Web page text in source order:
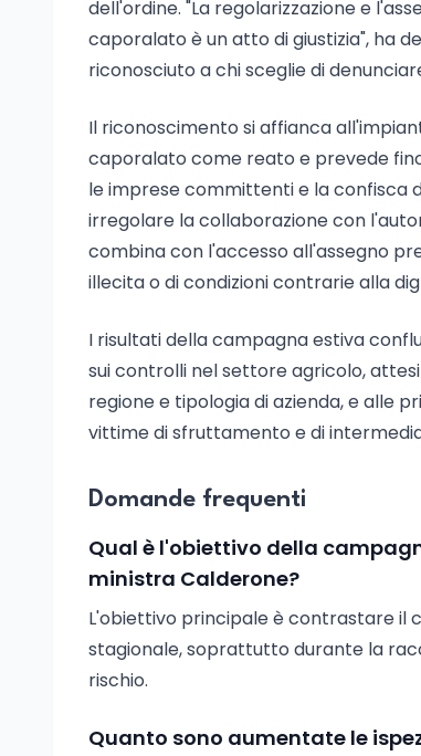
dell'ordine. "La regolarizzazione e
caporalato è un atto di giustizia", ha
riconosciuto a chi sceglie di
Il riconoscimento si affianca
caporalato come reato e prevede
le imprese committenti e la confisca
irregolare la collaborazione con
combina con l'accesso all'assegno
illecita o di condizioni contrarie alla
I risultati della campagna estiva
sui controlli nel settore agricolo,
regione e tipologia di azienda, e alle
vittime di sfruttamento e di
Domande frequenti
Qual è l'obiettivo della
ministra Calderone?
L'obiettivo principale è contrastare il
stagionale, soprattutto durante la
rischio.
Quanto sono aumentate le